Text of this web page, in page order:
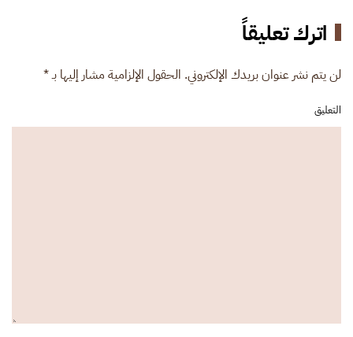
اترك تعليقاً
لن يتم نشر عنوان بريدك الإلكتروني. الحقول الإلزامية مشار إليها بـ*
التعليق